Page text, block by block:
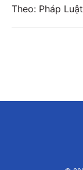
Theo: Pháp Luật